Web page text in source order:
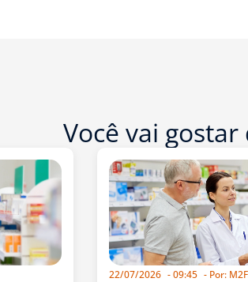
Você vai
22/07/2026 -09:45 - Por: